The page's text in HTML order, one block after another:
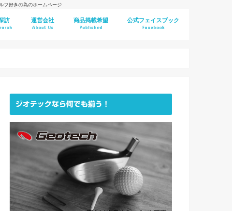
フ好きの為のホームページ
訪 運営会社
About Us
商品掲載希望
Published
公式フェイスブック
Facebook
ジオテックなら何でも揃う！